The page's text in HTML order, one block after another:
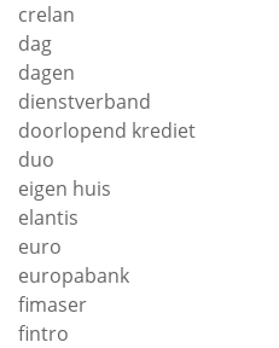
crelan
dag
dagen
dienstverband
doorlopend krediet
duo
eigen huis
elantis
euro
europabank
fimaser
fintro